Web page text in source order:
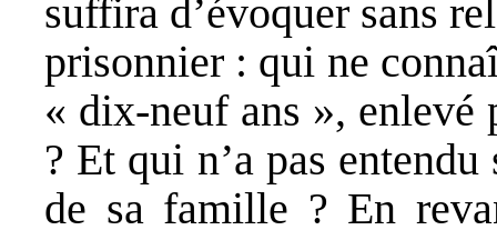
suffira d’évoquer sans
prisonnier : qui ne
« dix-neuf ans »,
? Et qui n’a pas
de sa famille ? En